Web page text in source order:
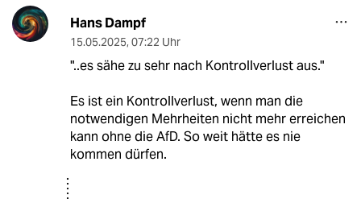
Hans Dampf
15.05.2025, 07:22 Uhr
"..es sähe zu sehr nach Kontrollverlust aus."
Es ist ein Kontrollverlust, wenn man die
notwendigen Mehrheiten nicht mehr erreichen
kann ohne die AfD. So weit hätte es nie
kommen dürfen.